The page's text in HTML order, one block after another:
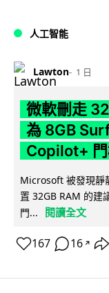
人工智能
Lawton 1 日
微軟刪走
為 8GB
Copilot+ 門
Microsoft 被發現靜
置 32GB RAM 的建
門...
閱讀全文
167 16 ↗